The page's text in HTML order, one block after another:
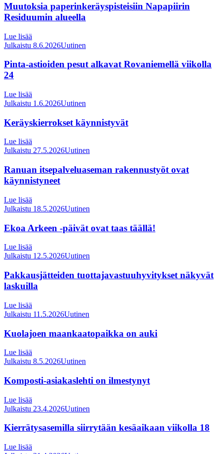
Muutoksia paperinkeräyspisteisiin Napapiirin
Residuumin alueella
Lue lisää
Julkaistu 8.6.2026Uutinen
Pinta-astioiden pesut alkavat Rovaniemellä viikolla
24
Lue lisää
Julkaistu 1.6.2026Uutinen
Keräyskierrokset käynnistyvät
Lue lisää
Julkaistu 27.5.2026Uutinen
Ranuan itsepalveluaseman rakennustyöt ovat
käynnistyneet
Lue lisää
Julkaistu 18.5.2026Uutinen
Ekoa Arkeen -päivät ovat taas täällä!
Lue lisää
Julkaistu 12.5.2026Uutinen
Pakkausjätteiden tuottajavastuuhyvitykset näkyvät
laskuilla
Lue lisää
Julkaistu 11.5.2026Uutinen
Kuolajoen maankaatopaikka on auki
Lue lisää
Julkaistu 8.5.2026Uutinen
Komposti-asiakaslehti on ilmestynyt
Lue lisää
Julkaistu 23.4.2026Uutinen
Kierrätysasemilla siirrytään kesäaikaan viikolla 18
Lue lisää